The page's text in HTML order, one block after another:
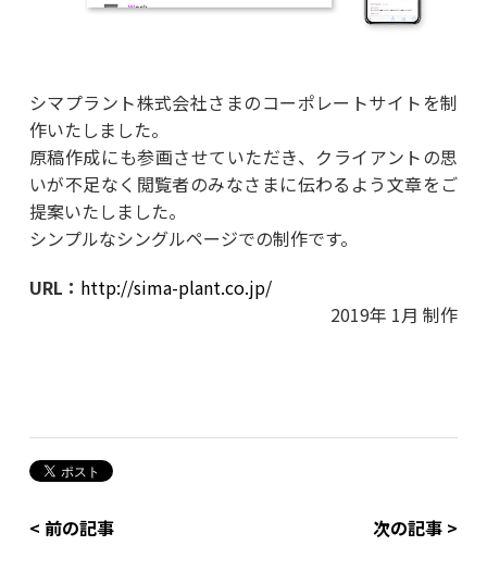
シマプラント株式会社さまのコーポレートサイトを制
作いたしました。
原稿作成にも参画させていただき、クライアントの思
いが不足なく閲覧者のみなさまに伝わるよう文章をご
提案いたしました。
シンプルなシングルページでの制作です。
URL： http://sima-plant.co.jp/
2019年 1月 制作
< 前の記事 次の記事 >